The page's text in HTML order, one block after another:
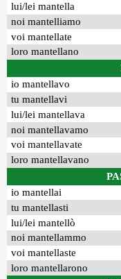
lui/lei mantella
noi mantelliamo
voi mantellate
loro mantellano
io mantellavo
tu mantellavi
lui/lei mantellava
noi mantellavamo
voi mantellavate
loro mantellavano
io mantellai
tu mantellasti
lui/lei mantellò
noi mantellammo
voi mantellaste
loro mantellarono